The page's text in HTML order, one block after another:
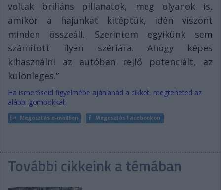
voltak briliáns pillanatok, meg olyanok is,
amikor a hajunkat kitéptük, idén viszont
minden összeáll. Szerintem egyikünk sem
számított ilyen szériára. Ahogy képes
kihasználni az autóban rejlő potenciált, az
különleges.”
Ha ismerőseid figyelmébe ajánlanád a cikket, megteheted az
alábbi gombokkal:
Megosztás e-mailben Megosztás Facebookon
További cikkeink a témában